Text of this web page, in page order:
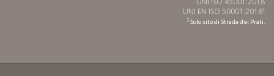
UNI EN ISO 50001:20181
1 Solo sito di Strada dei Prati.